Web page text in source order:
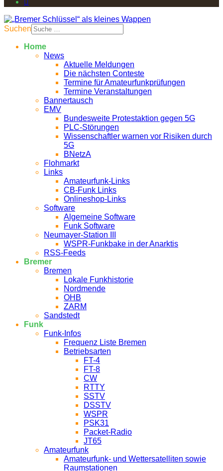
Suchen
Home
News
Aktuelle Meldungen
Die nächsten Conteste
Termine für Amateurfunkprüfungen
Termine Veranstaltungen
Bannertausch
EMV
Bundesweite Protestaktion gegen 5G
PLC-Störungen
Wissenschaftler warnen vor Risiken durch
5G
BNetzA
Flohmarkt
Links
Amateurfunk-Links
CB-Funk Links
Onlineshop-Links
Software
Algemeine Software
Funk Software
Neumayer-Station III
WSPR-Funkbake in der Anarktis
RSS-Feeds
Bremer
Bremen
Lokale Funkhistorie
Nordmende
OHB
ZARM
Sandstedt
Funk
Funk-Infos
Frequenz Liste Bremen
Betriebsarten
FT-4
FT-8
CW
RTTY
SSTV
DSSTV
WSPR
PSK31
Packet-Radio
JT65
Amateurfunk
Amateurfunk- und Wettersatelliten sowie
Raumstationen